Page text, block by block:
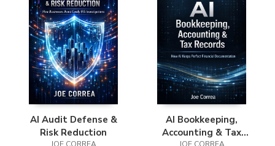
AI Audit Defense &
Risk Reduction
JOE CORREA
AI Bookkeeping,
Accounting & Tax
JOE CORREA